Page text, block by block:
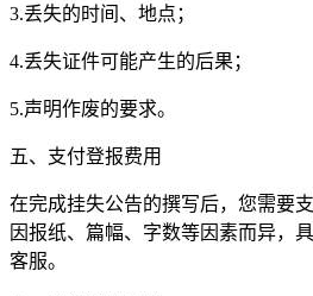
3.丢失的时间、地点；
4.丢失证件可能产生的后果；
5.声明作废的要求。
五、支付登报费用
在完成挂失公告的撰写后，您需要
因报纸、篇幅、字数等因素而异，
客服。